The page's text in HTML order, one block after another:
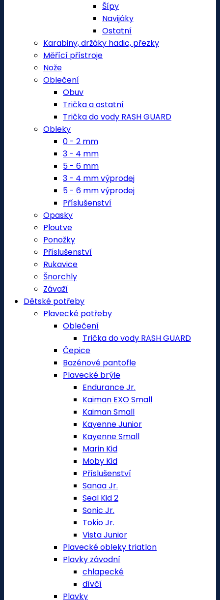
Šípy
Navijáky
Ostatní
Karabiny, držáky hadic, přezky
Měřící přístroje
Nože
Oblečení
Obuv
Trička a ostatní
Trička do vody RASH GUARD
Obleky
0 - 2 mm
3 - 4 mm
5 - 6 mm
3 - 4 mm výprodej
5 - 6 mm výprodej
Příslušenství
Opasky
Ploutve
Ponožky
Příslušenství
Rukavice
Šnorchly
Závaží
Dětské potřeby
Plavecké potřeby
Oblečení
Trička do vody RASH GUARD
Čepice
Bazénové pantofle
Plavecké brýle
Endurance Jr.
Kaiman EXO Small
Kaiman Small
Kayenne Junior
Kayenne Small
Marin Kid
Moby Kid
Příslušenství
Sanaa Jr.
Seal Kid 2
Sonic Jr.
Tokio Jr.
Vista Junior
Plavecké obleky triatlon
Plavky závodní
chlapecké
dívčí
Plavky